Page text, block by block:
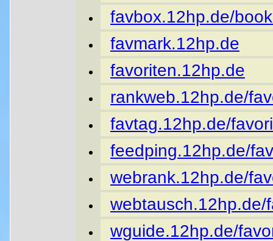
favbox.12hp.de/
favmark.12hp.de
favoriten.12hp.de
rankweb.12hp.de/
favtag.12hp.de/
feedping.12hp.de/
webrank.12hp.de/
webtausch.12hp.de/
wguide.12hp.de/